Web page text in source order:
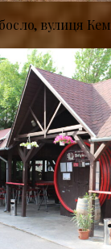
вулиця